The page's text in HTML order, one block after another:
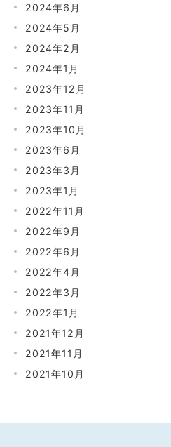
2024年6月
2024年5月
2024年2月
2024年1月
2023年12月
2023年11月
2023年10月
2023年6月
2023年3月
2023年1月
2022年11月
2022年9月
2022年6月
2022年4月
2022年3月
2022年1月
2021年12月
2021年11月
2021年10月